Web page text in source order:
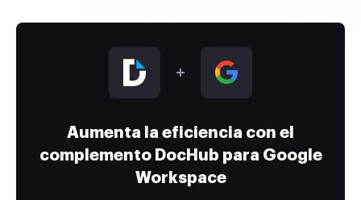
Aumenta la eficiencia con el
complemento DocHub para Google
Workspace